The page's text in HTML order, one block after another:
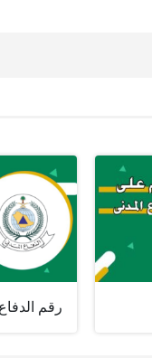
رقم